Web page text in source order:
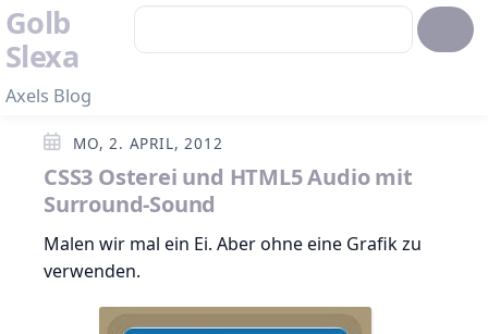
Golb
Slexa
Axels Blog
MO, 2. APRIL, 2012
CSS3 Osterei und HTML5 Audio mit
Surround-Sound
Malen wir mal ein Ei. Aber ohne eine Grafik zu
verwenden.